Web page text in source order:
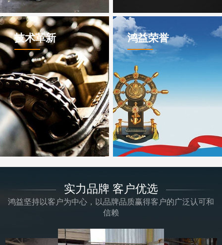
技术革新 鸿益荣誉
实力品牌 客户优选
鸿益坚持以客户为中心，以品牌品质赢得客户的广泛认可和
信赖